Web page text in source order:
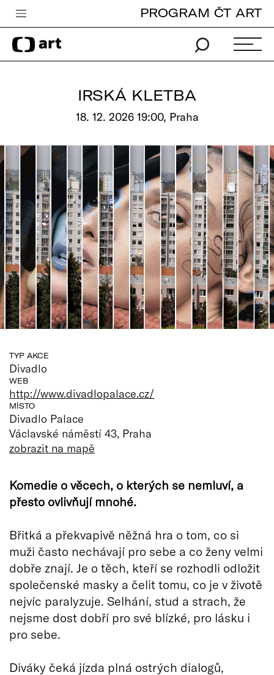
Česká televize
Zpravodajství
Pro děti
edu
Vše o ČT
PROGRAM ČT ART
IRSKÁ KLETBA
18. 12. 2026 19:00, Praha
TYP AKCE
Divadlo
WEB
http://www.divadlopalace.cz/
MÍSTO
Divadlo Palace
Václavské náměstí 43, Praha
zobrazit na mapě
Komedie o věcech, o kterých se nemluví, a
přesto ovlivňují mnohé.
Břitká a překvapivě něžná hra o tom, co si
muži často nechávají pro sebe a co ženy velmi
dobře znají. Je o těch, kteří se rozhodli odložit
společenské masky a čelit tomu, co je v životě
nejvíc paralyzuje. Selhání, stud a strach, že
nejsme dost dobří pro své blízké, pro lásku i
pro sebe.
Diváky čeká jízda plná ostrých dialogů,